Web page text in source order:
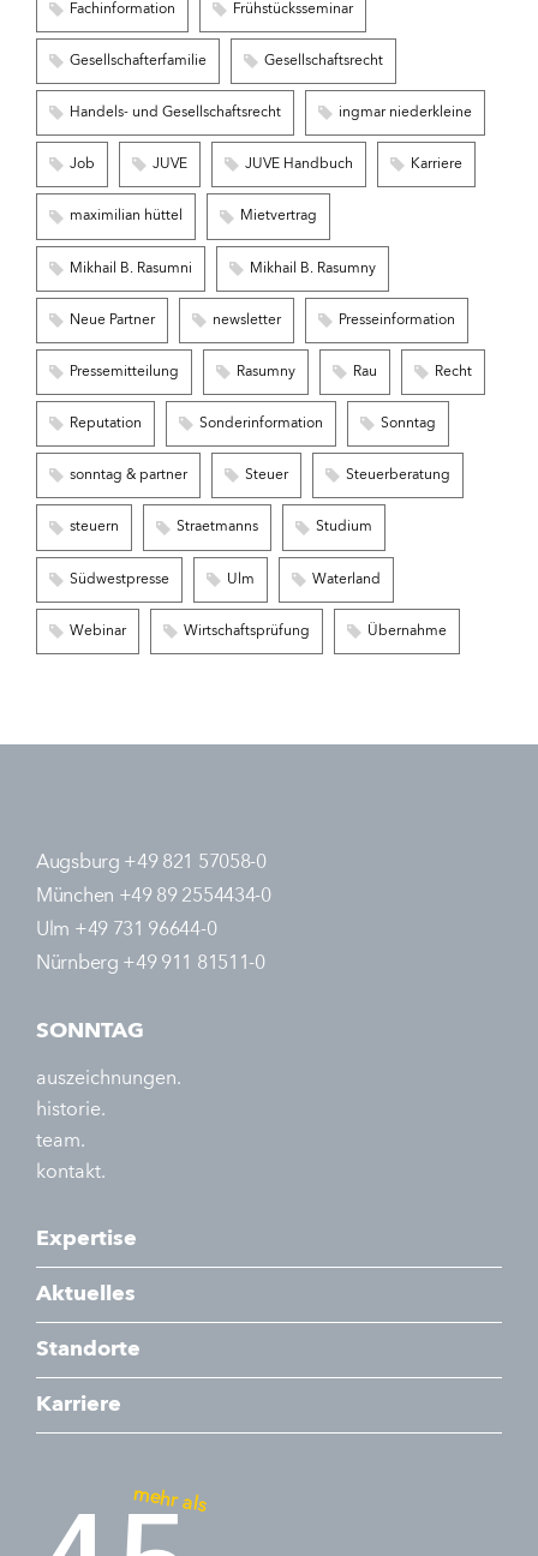
Fachinformation Frühstücksseminar
Gesellschafterfamilie Gesellschaftsrecht
Handels- und Gesellschaftsrecht ingmar niederkleine
Job JUVE JUVE Handbuch Karriere
maximilian hüttel Mietvertrag
Mikhail B. Rasumni Mikhail B. Rasumny
Neue Partner newsletter Presseinformation
Pressemitteilung Rasumny Rau Recht
Reputation Sonderinformation Sonntag
sonntag & partner Steuer Steuerberatung
steuern Straetmanns Studium
Südwestpresse Ulm Waterland
Webinar Wirtschaftsprüfung Übernahme
Augsburg +49 821 57058-0
München +49 89 2554434-0
Ulm +49 731 96644-0
Nürnberg +49 911 81511-0
SONNTAG
auszeichnungen.
historie.
team.
kontakt.
Expertise
Aktuelles
Standorte
Karriere
mehr als